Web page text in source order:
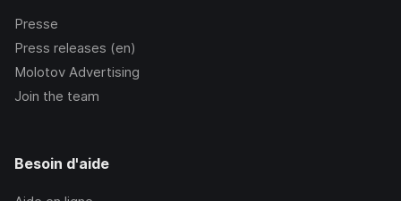
Presse
Press releases (en)
Molotov Advertising
Join the team
Besoin d'aide